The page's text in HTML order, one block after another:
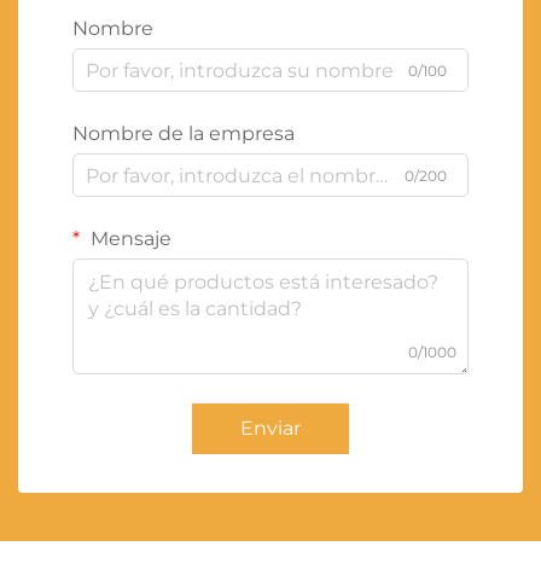
Nombre
0/100
Nombre de la empresa
0/200
Mensaje
0/1000
Enviar